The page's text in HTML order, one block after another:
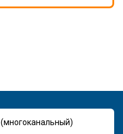
(многоканальный)